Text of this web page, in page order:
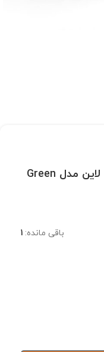
میکروفن بی سیم یقه ای گرین لاین مدل Green
باقی مانده: 1